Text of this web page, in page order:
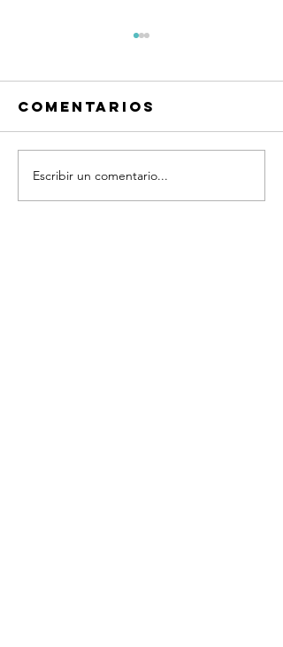
Hacer lo que
Amas
Comentarios
Escribir un comentario...